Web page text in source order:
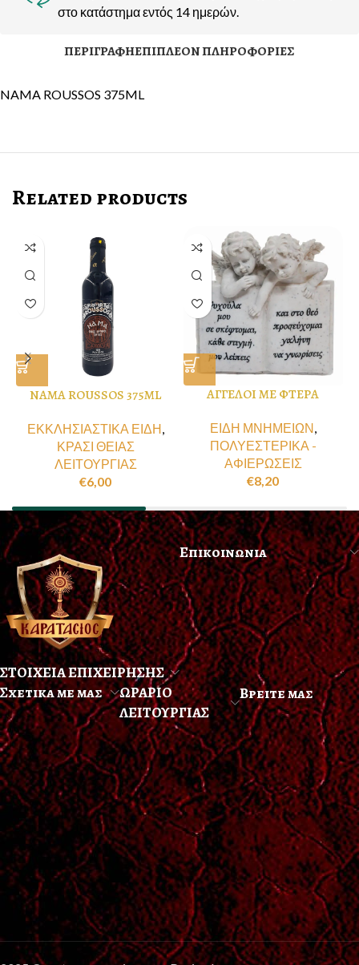
στο κατάστημα εντός 14 ημερών.
ΠΕΡΙΓΡΑΦΉΕΠΙΠΛΈΟΝ ΠΛΗΡΟΦΟΡΊΕΣ
NAMA ROUSSOS 375ML
Related products
NAMA ROUSSOS 375ML
ΕΚΚΛΗΣΙΑΣΤΙΚΑ ΕΙΔΗ
ΚΡΑΣΙ ΘΕΙΑΣ
ΛΕΙΤΟΥΡΓΙΑΣ
€6,00
ΑΓΓΕΛΟΙ ΜΕ ΦΤΕΡΑ
ΕΙΔΗ ΜΝΗΜΕΙΩΝ
ΠΟΛΥΕΣΤΕΡΙΚΑ -
ΑΦΙΕΡΩΣΕΙΣ
€8,20
ΣΤΟΙΧΕΙΑ ΕΠΙΧΕΙΡΗΣΗΣ
Επικοινωνια
Σχετικα με μας
ΩΡΑΡΙΟ
ΛΕΙΤΟΥΡΓΙΑΣ
Βρειτε μας